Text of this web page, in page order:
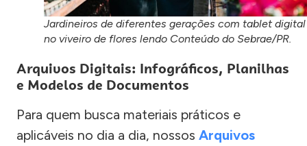
Jardineiros de diferentes gerações com tablet digital
no viveiro de flores lendo Conteúdo do Sebrae/PR.
Arquivos Digitais: Infográficos, Planilhas
e Modelos de Documentos
Para quem busca materiais práticos e
aplicáveis no dia a dia, nossos Arquivos